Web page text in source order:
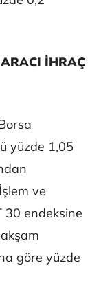
İHRAÇ
yüzde 1,05
ve
30 endeksine
göre yüzde